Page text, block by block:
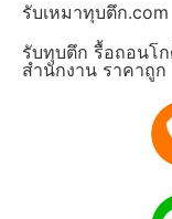
รับเหมาทุบตึก.com
รับทุบตึก รื้อถอนโก
สำนักงาน ราคาถูก